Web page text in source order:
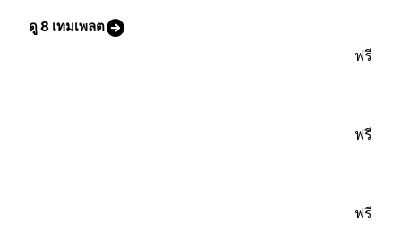
ดู 8 เทมเพลต
ฟรี
ฟรี
ฟรี